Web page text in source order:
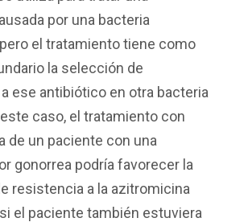
por una bacteria
el tratamiento tiene como
la selección de
ese antibiótico en otra bacteria
caso, el tratamiento con
de un paciente con una
gonorrea podría favorecer la
resistencia a la azitromicina
el paciente también estuviera